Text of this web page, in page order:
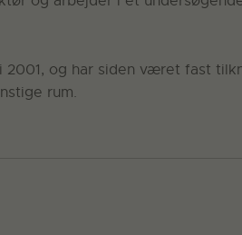
2001, og har siden været fast
rum.